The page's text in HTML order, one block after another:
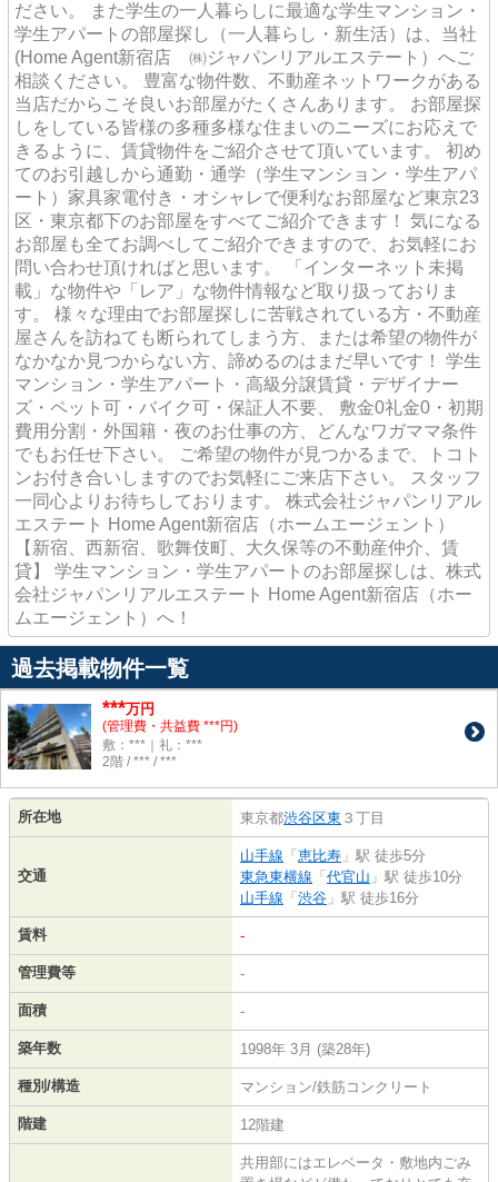
ださい。 また学生の一人暮らしに最適な学生マンション・
学生アパートの部屋探し（一人暮らし・新生活）は、当社
(Home Agent新宿店 ㈱ジャパンリアルエステート）へご
相談ください。 豊富な物件数、不動産ネットワークがある
当店だからこそ良いお部屋がたくさんあります。 お部屋探
しをしている皆様の多種多様な住まいのニーズにお応えで
きるように、賃貸物件をご紹介させて頂いています。 初め
てのお引越しから通勤・通学（学生マンション・学生アパ
ート）家具家電付き・オシャレで便利なお部屋など東京23
区・東京都下のお部屋をすべてご紹介できます！ 気になる
お部屋も全てお調べしてご紹介できますので、お気軽にお
問い合わせ頂ければと思います。 「インターネット未掲
載」な物件や「レア」な物件情報など取り扱っておりま
す。 様々な理由でお部屋探しに苦戦されている方・不動産
屋さんを訪ねても断られてしまう方、または希望の物件が
なかなか見つからない方、諦めるのはまだ早いです！ 学生
マンション・学生アパート・高級分譲賃貸・デザイナー
ズ・ペット可・バイク可・保証人不要、 敷金0礼金0・初期
費用分割・外国籍・夜のお仕事の方、どんなワガママ条件
でもお任せ下さい。 ご希望の物件が見つかるまで、トコト
ンお付き合いしますのでお気軽にご来店下さい。 スタッフ
一同心よりお待ちしております。 株式会社ジャパンリアル
エステート Home Agent新宿店（ホームエージェント）
【新宿、西新宿、歌舞伎町、大久保等の不動産仲介、賃
貸】 学生マンション・学生アパートのお部屋探しは、株式
会社ジャパンリアルエステート Home Agent新宿店（ホー
ムエージェント）へ！
過去掲載物件一覧
***万円
(管理費・共益費 ***円)
敷：***｜礼：***
2階 / *** / ***
所在地 東京都渋谷区東 ３丁目
交通
山手線 「 恵比寿 」駅 徒歩5分
東急東横線 「 代官山 」駅 徒歩10分
山手線 「 渋谷 」駅 徒歩16分
賃料 -
管理費等 -
面積 -
築年数 1998年 3月 (築28年)
種別/構造 マンション/鉄筋コンクリート
階建 12階建
共用部にはエレベータ・敷地内ごみ